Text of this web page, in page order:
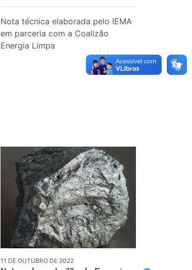
Nota técnica elaborada pelo IEMA
em parceria com a Coalizão
Energia Limpa
11 DE OUTUBRO DE 2022